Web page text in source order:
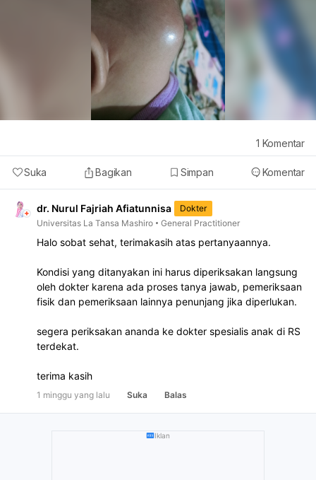
Suka Bagikan Simpan Komentar
1 Komentar
dr. Nurul Fajriah Afiatunnisa
Dokter
Universitas La Tansa Mashiro
General Practitioner
Halo sobat sehat, terimakasih atas pertanyaannya.
Kondisi yang ditanyakan ini harus diperiksakan langsung
oleh dokter karena ada proses tanya jawab, pemeriksaan
fisik dan pemeriksaan lainnya penunjang jika diperlukan.
segera periksakan ananda ke dokter spesialis anak di RS
terdekat.
terima kasih
1 minggu yang lalu Suka Balas
Iklan